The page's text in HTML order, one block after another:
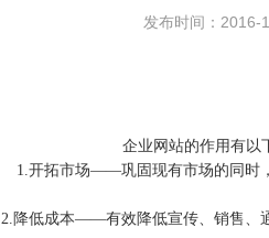
发布时间：2016-
企业 网站的作用有以
1.开拓市场——巩固现有市场的同时
2.降低成本——有效降低宣传、销售、